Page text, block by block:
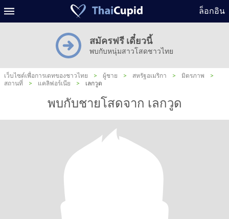
ล็อกอิน
สมัครฟรี เดี๋ยวนี้
พบกับหนุ่มสาวโสดชาวไทย
เว็บไซต์เพื่อการเดทของชาวไทย > ผู้ชาย > สหรัฐอเมริกา > มิตรภาพ
>
สถานที่
> แคลิฟอร์เนีย > เลกวูด
พบกับชายโสดจาก เลกวูด